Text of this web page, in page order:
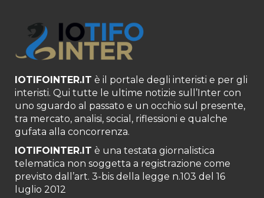
IOTIFOINTER.IT è il portale degli interisti e per gli
interisti. Qui tutte le ultime notizie sull’Inter con
uno sguardo al passato e un occhio sul presente,
tra mercato, analisi, social, riflessioni e qualche
gufata alla concorrenza.
IOTIFOINTER.IT è una testata giornalistica
telematica non soggetta a registrazione come
previsto dall’art. 3-bis della legge n.103 del 16
luglio 2012